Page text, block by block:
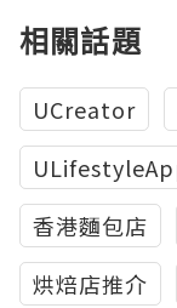
相關話題
UCreator
香港麵包店
烘焙店推介